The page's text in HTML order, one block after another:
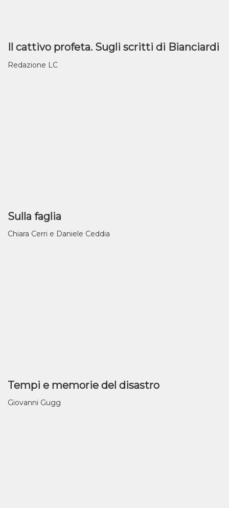
Il cattivo profeta. Sugli scritti di Bianciardi
Redazione LC
Sulla faglia
Chiara Cerri e Daniele Ceddia
Tempi e memorie del disastro
Giovanni Gugg